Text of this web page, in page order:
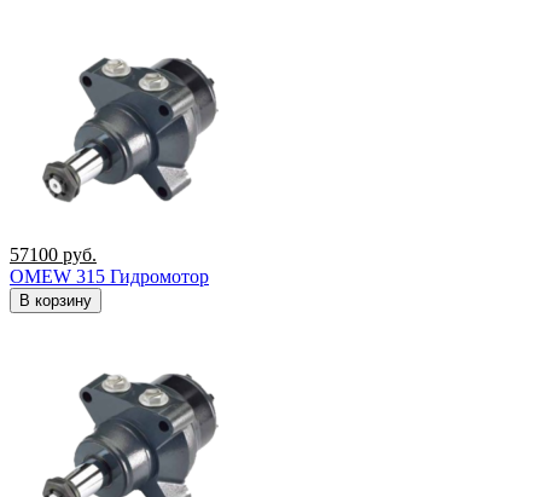
57100 руб.
OMEW 315 Гидромотор
В корзину